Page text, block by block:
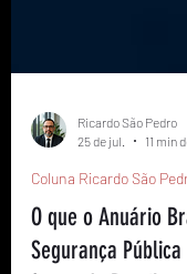
25 de jul.
11 min
Coluna Ricardo São
O que o Anuário